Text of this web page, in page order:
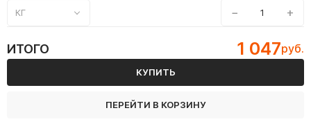
КГ − +
ИТОГО 1 047руб.
КУПИТЬ
ПЕРЕЙТИ В КОРЗИНУ